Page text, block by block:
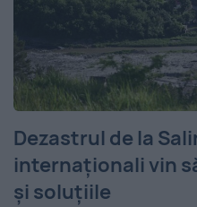
Dezastrul de la
internaționali vin
și soluțiile